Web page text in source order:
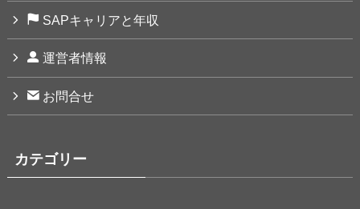
SAPキャリアと年収
運営者情報
お問合せ
カテゴリー